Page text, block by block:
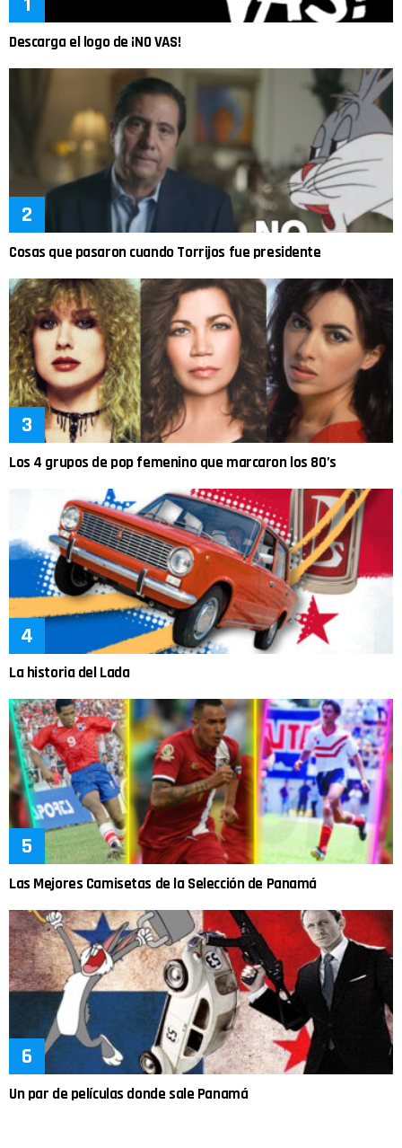
Descarga el logo de ¡NO VAS!
Cosas que pasaron cuando Torrijos fue presidente
Los 4 grupos de pop femenino que marcaron los 80’s
La historia del Lada
Las Mejores Camisetas de la Selección de Panamá
Un par de películas donde sale Panamá